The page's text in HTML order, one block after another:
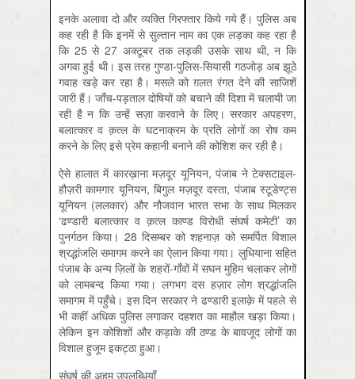
इनके अलावा दो और व्यक्ति गिरफ्तार किये गये हैं। पुलिस अब
कह रही है कि इनमें से सुल्तान नाम का एक लड़का कह रहा है
कि 25 से 27 अक्टूबर तक लड़की उसके साथ थी, न कि
अगवा हुई थी। इस तरह गुण्डा-पुलिस-सियासी गठजोड़ अब झूठे
गवाह खड़े कर रहा है। मसले को ग़लत रंगत देने की साजिशें
जारी हैं। जाँच-पड़ताल दोषियों को बचाने की दिशा में चलायी जा
रही है न कि उन्हें सज़ा करवाने के लिए। सरकार अपहरण,
बलात्कार व क़त्ल के घटनाक्रम के प्रति लोगों का रोष कम
करने के लिए इसे प्रेम कहानी बनाने की कोशिश कर रही है।
ऐसे हालात में कारख़ाना मज़दूर यूनियन, पंजाब ने टेक्सटाइल-
हौज़री कामगार यूनियन, बिगुल मज़दूर दस्ता, पंजाब स्टूडेण्ट्स
यूनियन (ललकार) और नौजवान भारत सभा के साथ मिलकर
‘ढण्डारी बलात्कार व क़त्ल काण्ड विरोधी संघर्ष कमेटी’ का
पुनर्गठन किया। 28 दिसम्बर को शहनाज़ को समर्पित विशाल
श्रद्धांजलि समागम करने का ऐलान किया गया। लुधियाना सहित
पंजाब के अन्य ज़िलों के शहरों-गाँवों में सघन मुहिम चलाकर लोगों
को लामबन्द किया गया। लगभग दस हज़ार लोग श्रद्धांजलि
समागम में पहुँचे। इस दिन सरकार ने ढण्डारी इलाक़े में पहले से
भी कहीं अधिक पुलिस लगाकर दहशत का माहौल खड़ा किया।
लेकिन इन कोशिशों और कड़ाके की ठण्ड के बावजूद लोगों का
विशाल हुजूम इकट्ठा हुआ।
संघर्ष की अहम उपलब्धियाँ